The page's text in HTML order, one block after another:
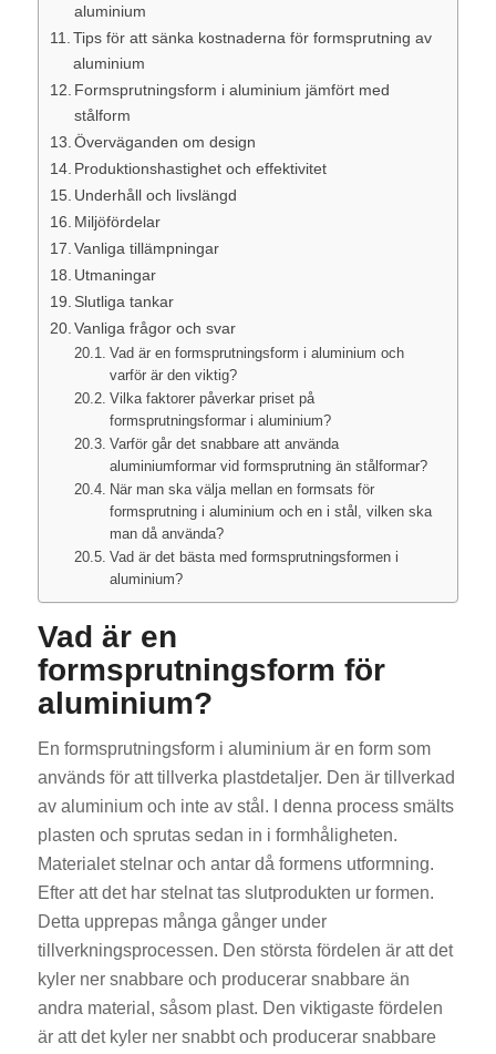
aluminium
Tips för att sänka kostnaderna för formsprutning av
aluminium
Formsprutningsform i aluminium jämfört med
stålform
Överväganden om design
Produktionshastighet och effektivitet
Underhåll och livslängd
Miljöfördelar
Vanliga tillämpningar
Utmaningar
Slutliga tankar
Vanliga frågor och svar
Vad är en formsprutningsform i aluminium och
varför är den viktig?
Vilka faktorer påverkar priset på
formsprutningsformar i aluminium?
Varför går det snabbare att använda
aluminiumformar vid formsprutning än stålformar?
När man ska välja mellan en formsats för
formsprutning i aluminium och en i stål, vilken ska
man då använda?
Vad är det bästa med formsprutningsformen i
aluminium?
Vad är en
formsprutningsform för
aluminium?
En formsprutningsform i aluminium är en form som
används för att tillverka plastdetaljer. Den är tillverkad
av aluminium och inte av stål. I denna process smälts
plasten och sprutas sedan in i formhåligheten.
Materialet stelnar och antar då formens utformning.
Efter att det har stelnat tas slutprodukten ur formen.
Detta upprepas många gånger under
tillverkningsprocessen. Den största fördelen är att det
kyler ner snabbare och producerar snabbare än
andra material, såsom plast. Den viktigaste fördelen
är att det kyler ner snabbt och producerar snabbare